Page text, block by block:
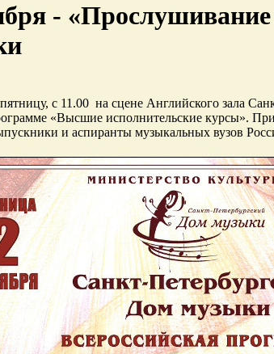
-
с 11.00 на сцене Английского зала
«Высшие исполнительские курсы».
и аспиранты музыкальных вузов